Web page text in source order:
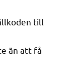
till
än att få